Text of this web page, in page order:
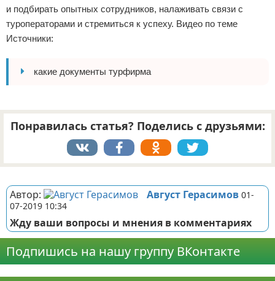
и подбирать опытных сотрудников, налаживать связи с
туроператорами и стремиться к успеху. Видео по теме
Источники:
какие документы турфирма
Понравилась статья? Поделись с друзьями:
Автор: Август Герасимов 01-
07-2019 10:34
Жду ваши вопросы и мнения в комментариях
Подпишись на нашу группу ВКонтакте